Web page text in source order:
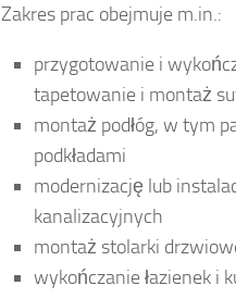
Zakres prac obejmuje m.in.:
przygotowanie i
tapetowanie i montaż
montaż podłóg, w tym
podkładami
modernizację lub
kanalizacyjnych
montaż stolarki
wykończanie łazienek i